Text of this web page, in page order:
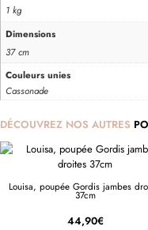
1 kg
Dimensions
37 cm
Couleurs unies
Cassonade
DÉCOUVREZ NOS AUTRES
Louisa, poupée Gordis jambes
37cm
44,90€